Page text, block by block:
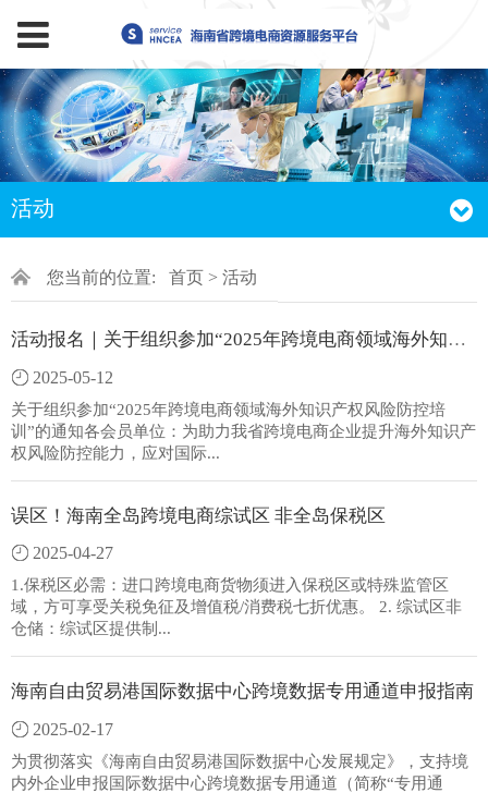
活动
您当前的位置: 首页> 活动
活动报名｜关于组织参加“2025年跨境电商领域海外知识产权风险防控培训”的通知
2025-05-12
关于组织参加“2025年跨境电商领域海外知识产权风险防控培
训”的通知各会员单位：为助力我省跨境电商企业提升海外知识产
权风险防控能力，应对国际...
误区！海南全岛跨境电商综试区 非全岛保税区
2025-04-27
1.保税区必需：进口跨境电商货物须进入保税区或特殊监管区
域，方可享受关税免征及增值税/消费税七折优惠。 ‍2. 综试区非
仓储：综试区提供制...
海南自由贸易港国际数据中心跨境数据专用通道申报指南
2025-02-17
为贯彻落实《海南自由贸易港国际数据中心发展规定》，支持境
内外企业申报国际数据中心跨境数据专用通道（简称“专用通